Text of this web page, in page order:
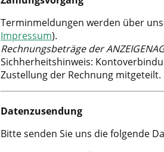
Terminmeldungen werden über
Impressum).
Rechnungsbeträge der
Sichherheitshinweis:
Zustellung der Rechnung mitgeteilt.
Datenzusendung
Bitte senden Sie uns die folgende